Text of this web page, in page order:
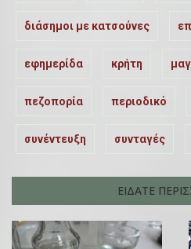
διάσημοι με κατσούνες
εφημερίδα κρήτη
πεζοπορία περιοδικό
συνέντευξη συνταγές
ΕΙΔΑΤΕ